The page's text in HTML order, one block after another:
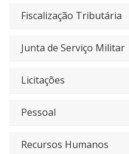
Fiscalização Tributária
Junta de Serviço Militar
Licitações
Pessoal
Recursos Humanos